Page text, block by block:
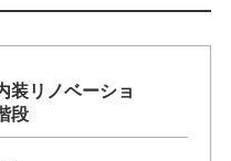
装リノベーショ
段